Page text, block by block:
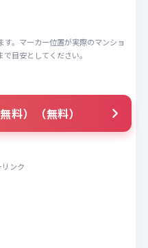
。マーカー位置が実際のマンショ
目安としてください。
料）（無料）
リンク